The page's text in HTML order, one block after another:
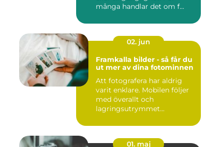
många handlar det om f...
02. jun
Framkalla bilder - så får du
ut mer av dina fotominnen
Att fotografera har aldrig
varit enklare. Mobilen följer
med överallt och
lagringsutrymmet...
01. maj